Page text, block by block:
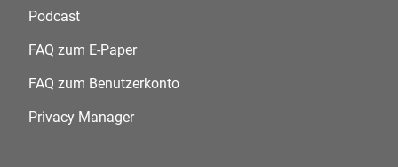
Podcast
FAQ zum E-Paper
FAQ zum Benutzerkonto
Privacy Manager